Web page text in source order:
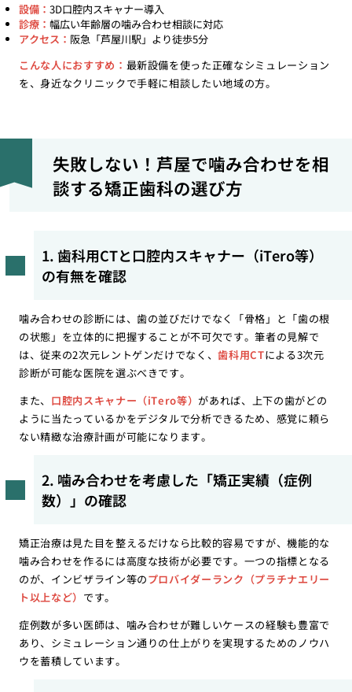
設備： 3D口腔内スキャナー導入
診療： 幅広い年齢層の噛み合わせ相談に対応
アクセス： 阪急「芦屋川駅」より徒歩5分
こんな人におすすめ： 最新設備を使った正確なシミュレーション
を、身近なクリニックで手軽に相談したい地域の方。
失敗しない！芦屋で噛み合わせを相
談する矯正歯科の選び方
1. 歯科用CTと口腔内スキャナー（iTero等）
の有無を確認
噛み合わせの診断には、歯の並びだけでなく「骨格」と「歯の根
の状態」を立体的に把握することが不可欠です。筆者の見解で
は、従来の2次元レントゲンだけでなく、歯科用CTによる3次元
診断が可能な医院を選ぶべきです。
また、 口腔内スキャナー（iTero等） があれば、上下の歯がどの
ように当たっているかをデジタルで分析できるため、感覚に頼ら
ない精緻な治療計画が可能になります。
2. 噛み合わせを考慮した「矯正実績（症例
数）」の確認
矯正治療は見た目を整えるだけなら比較的容易ですが、機能的な
噛み合わせを作るには高度な技術が必要です。一つの指標となる
のが、インビザライン等のプロバイダーランク（プラチナエリー
ト以上など） です。
症例数が多い医師は、噛み合わせが難しいケースの経験も豊富で
あり、シミュレーション通りの仕上がりを実現するためのノウハ
ウを蓄積しています。